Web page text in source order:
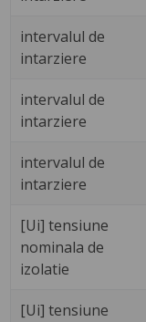
intervalul de
intarziere
intervalul de
intarziere
intervalul de
intarziere
[Ui] tensiune
nominala de
izolatie
[Ui] tensiune